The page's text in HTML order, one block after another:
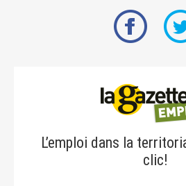
L’emploi dans la
clic!